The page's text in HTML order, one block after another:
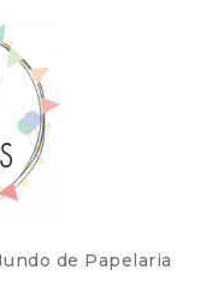
de Papelaria